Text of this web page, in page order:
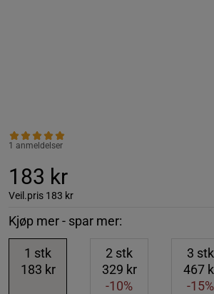
1 anmeldelser
183 kr
Veil.pris 183 kr
Kjøp mer - spar mer:
1 stk
183 kr
2 stk
329 kr
-10%
3 stk
467
-15%